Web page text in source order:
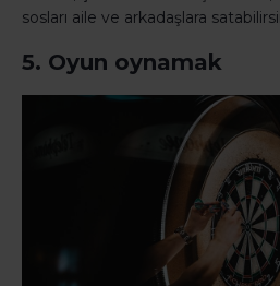
sosları aile ve arkadaşlara
5. Oyun oynamak